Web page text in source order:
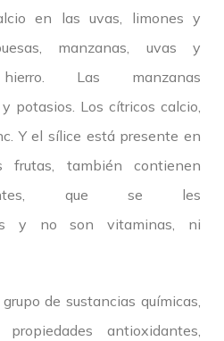
en las uvas, limones y
manzanas, uvas y
Las manzanas
potasios. Los cítricos calcio,
Y el sílice está presente en
también contienen
que se les
y no son vitaminas, ni
de sustancias químicas,
antioxidantes,